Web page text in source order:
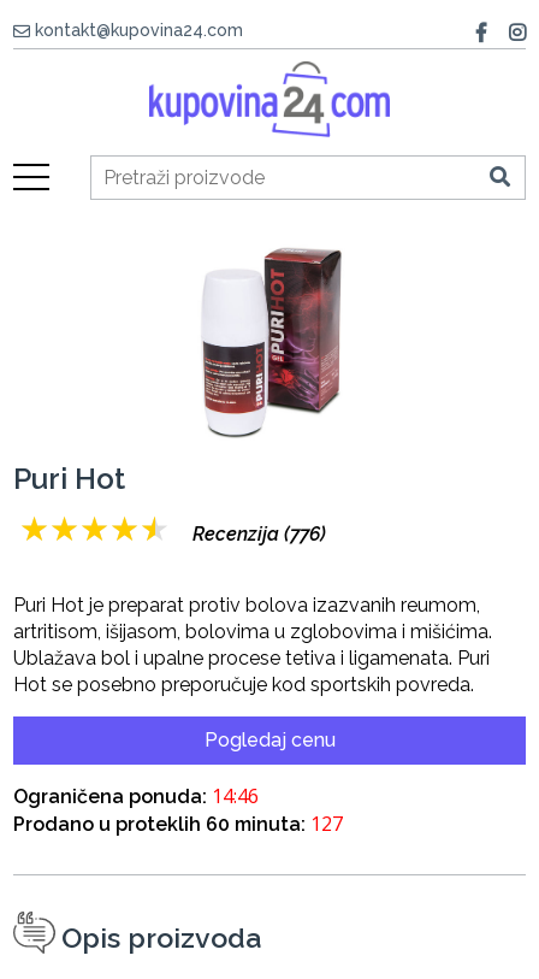
kontakt@kupovina24.com
Puri Hot
★★★★★ Recenzija (776)
Puri Hot je preparat protiv bolova izazvanih reumom,
artritisom, išijasom, bolovima u zglobovima i mišićima.
Ublažava bol i upalne procese tetiva i ligamenata. Puri
Hot se posebno preporučuje kod sportskih povreda.
Pogledaj cenu
Ograničena ponuda: 14:45
Prodano u proteklih 60 minuta: 127
Opis proizvoda